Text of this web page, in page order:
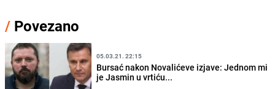
/ Povezano
05.03.21. 22:15
Bursać nakon Novalićeve izjave: Jednom mi
je Jasmin u vrtiću...